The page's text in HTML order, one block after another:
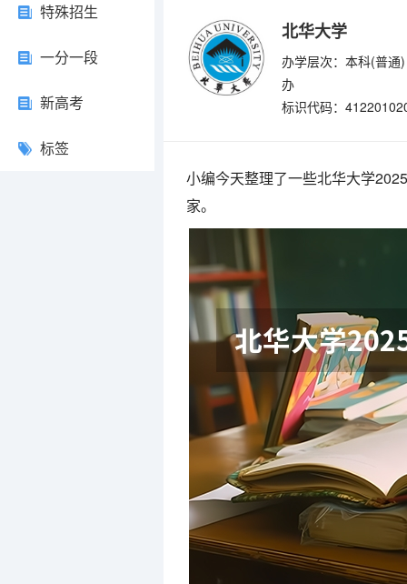
特殊招生
一分一段
新高考
标签
北华大学
办学层次：本科(普通)
办
标识代码：
小编今天整理了一些北华大学
家。